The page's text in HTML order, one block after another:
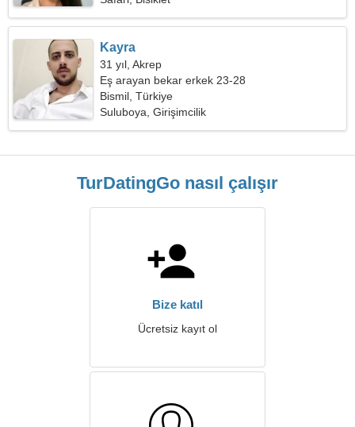
Kayra
31 yıl, Akrep
Eş arayan bekar erkek 23-28
Bismil, Türkiye
Suluboya, Girişimcilik
TurDatingGo nasıl çalışır
Bize katıl
Ücretsiz kayıt ol